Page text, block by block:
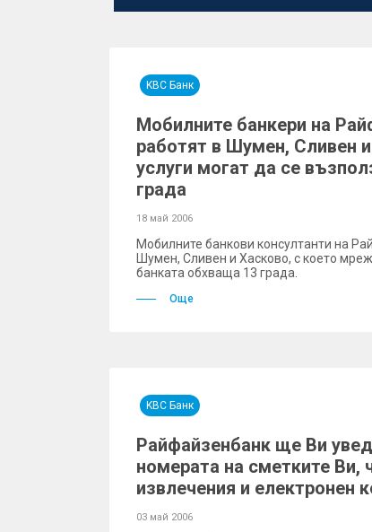
KBC Банк
Мобилните банкери на
работят в Шумен, Сливен
услуги могат да се
града
18 май 2006
Мобилните банкови консултанти на
Шумен, Сливен и Хасково, с което
банката обхваща 13 града.
Още
KBC Банк
Райфайзенбанк ще Ви
номерата на сметките Ви,
извлечения и електронен
03 май 2006